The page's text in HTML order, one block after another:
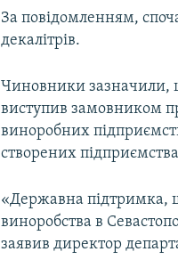
За повідомленням,
декалітрів.
Чиновники зазначили,
виступив замовником
виноробних
створених
«Державна підтримка,
виноробства в
заявив директор